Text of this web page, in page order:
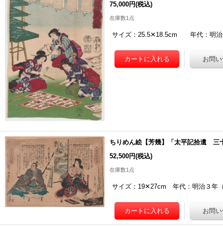
75,000円(税込)
在庫数1点
サイズ：25.5✕18.5cm 年代：明治
ちりめん絵【芳幾】「太平記拾遺
52,500円(税込)
在庫数1点
サイズ：19✕27cm 年代：明治３年